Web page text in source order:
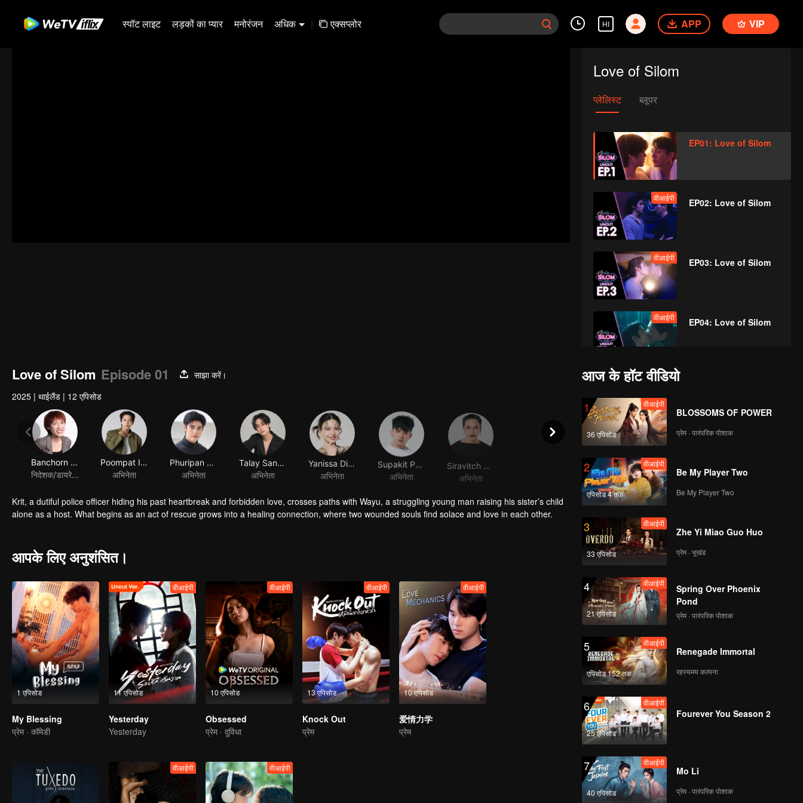
स्पॉट लाइट लड़कों का प्यार मनोरंजन अधिक | एक्सप्लोर HI APP VIP
Love of Silom
प्लेलिस्ट ब्लूपर
EP01: Love of Silom
वीआईपी EP02: Love of Silom
वीआईपी EP03: Love of Silom
वीआईपी EP04: Love of Silom
वीआईपी
वीआईपी
वीआईपी
वीआईपी
वीआईपी EP09: Love of Silom
वीआईपी
वीआईपी
वीआईपी
Love of Silom Episode 01
साझा करें।
2025 | थाईलैंड | 12 एपिसोड
Banchorn Vorasataree
निदेशक/डायरेक्टर
Poompat Iam-samang
अभिनेता
Phuripan Sapsangsawat
अभिनेता
अभिनेता
अभिनेता
अभिनेता
अभिनेता
Krit, a dutiful police officer hiding his past heartbreak and forbidden love, crosses paths with Wayu, a struggling young man raising his sister’s child
alone as a host. What begins as an act of rescue grows into a healing connection, where two wounded souls find solace and love in each other.
आपके लिए अनुशंसित।
1 एपिसोड
My Blessing
प्रेम · कॉमेडी
11 एपिसोड
वीआईपी
Yesterday
Yesterday
10 एपिसोड
वीआईपी
Obsessed
प्रेम · दुविधा
13 एपिसोड
वीआईपी
Knock Out
प्रेम
10 एपिसोड
वीआईपी
爱情力学
प्रेम
वीआईपी वीआईपी
आज के हॉट वीडियो
1
36 एपिसोड
वीआईपी
BLOSSOMS OF POWER
प्रेम · पारंपरिक पोशाक
2
एपिसोड 4 तक
वीआईपी
Be My Player Two
Be My Player Two
3
33 एपिसोड
वीआईपी
Zhe Yi Miao Guo Huo
प्रेम · भूखंड
4
21 एपिसोड
वीआईपी
Spring Over Phoenix
Pond
प्रेम · पारंपरिक पोशाक
5
एपिसोड 152 तक
वीआईपी
Renegade Immortal
रहस्यमय कल्पना
6
25 एपिसोड
वीआईपी
Fourever You Season 2
7
40 एपिसोड
वीआईपी
Mo Li
प्रेम · पारंपरिक पोशाक